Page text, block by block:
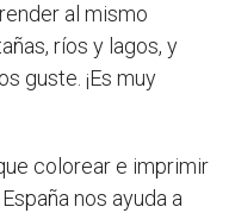
al mismo
ríos y lagos, y
guste. ¡Es muy
colorear e imprimir
nos ayuda a